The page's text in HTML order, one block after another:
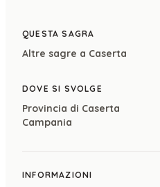
QUESTA SAGRA
Altre sagre a Caserta
DOVE SI SVOLGE
Provincia di Caserta
Campania
INFORMAZIONI